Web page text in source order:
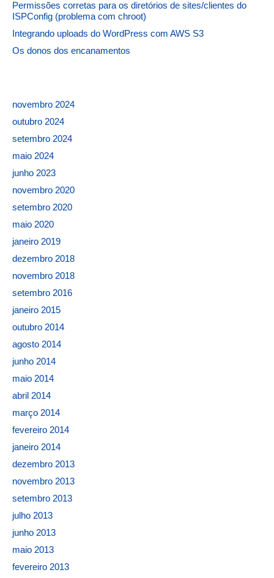
Permissões corretas para os diretórios de sites/clientes do
ISPConfig (problema com chroot)
Integrando uploads do WordPress com AWS S3
Os donos dos encanamentos
novembro 2024
outubro 2024
setembro 2024
maio 2024
junho 2023
novembro 2020
setembro 2020
maio 2020
janeiro 2019
dezembro 2018
novembro 2018
setembro 2016
janeiro 2015
outubro 2014
agosto 2014
junho 2014
maio 2014
abril 2014
março 2014
fevereiro 2014
janeiro 2014
dezembro 2013
novembro 2013
setembro 2013
julho 2013
junho 2013
maio 2013
fevereiro 2013